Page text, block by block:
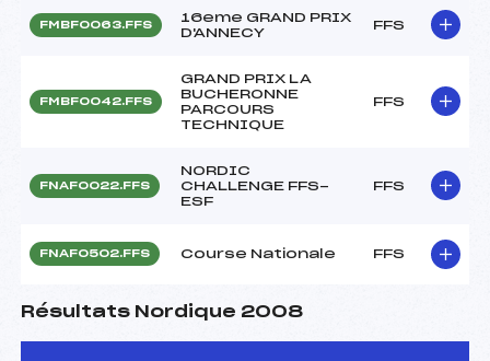
FMBF0063.FFS
16eme GRAND PRIX
D'ANNECY
FFS
FMBF0042.FFS
GRAND PRIX LA
BUCHERONNE
PARCOURS
TECHNIQUE
FFS
FNAF0022.FFS
NORDIC
CHALLENGE FFS-
ESF
FFS
FNAF0502.FFS Course Nationale FFS
Résultats Nordique 2008